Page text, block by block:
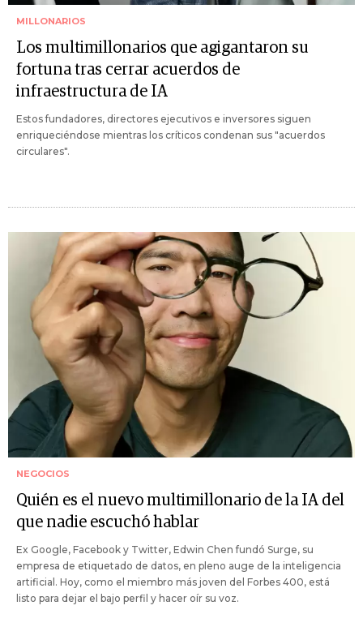
MILLONARIOS
Los multimillonarios que agigantaron su
fortuna tras cerrar acuerdos de
infraestructura de IA
Estos fundadores, directores ejecutivos e inversores siguen
enriqueciéndose mientras los críticos condenan sus "acuerdos
circulares".
NEGOCIOS
Quién es el nuevo multimillonario de la IA del
que nadie escuchó hablar
Ex Google, Facebook y Twitter, Edwin Chen fundó Surge, su
empresa de etiquetado de datos, en pleno auge de la inteligencia
artificial. Hoy, como el miembro más joven del Forbes 400, está
listo para dejar el bajo perfil y hacer oír su voz.